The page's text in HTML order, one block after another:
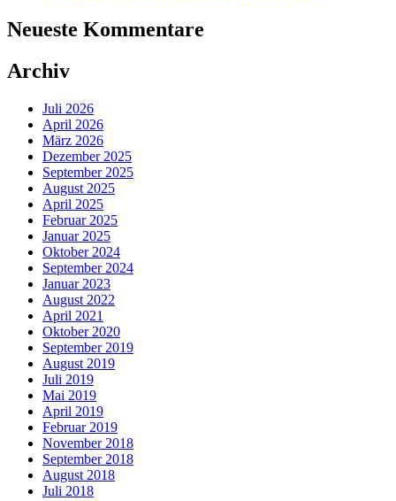
Neueste Kommentare
Archiv
Juli 2026
April 2026
März 2026
Dezember 2025
September 2025
August 2025
April 2025
Februar 2025
Januar 2025
Oktober 2024
September 2024
Januar 2023
August 2022
April 2021
Oktober 2020
September 2019
August 2019
Juli 2019
Mai 2019
April 2019
Februar 2019
November 2018
September 2018
August 2018
Juli 2018